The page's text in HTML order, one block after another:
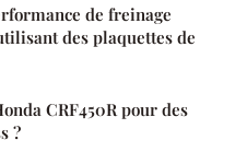
de freinage
des plaquettes de
CRF450R pour des
?